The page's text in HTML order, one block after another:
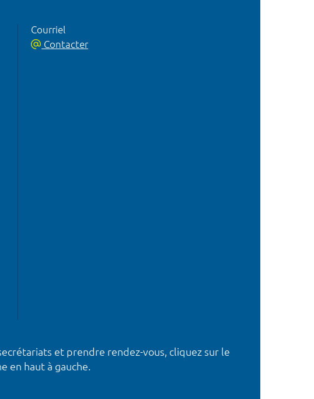
Courriel
Contacter
et prendre rendez-vous, cliquez sur le
en haut à gauche.